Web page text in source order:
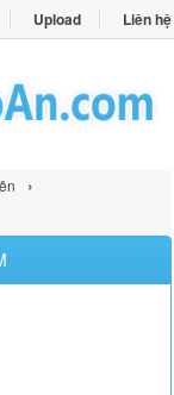
Upload Liên hệ
›